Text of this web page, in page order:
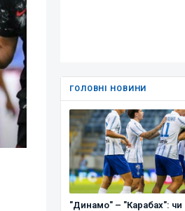
ГОЛОВНІ НОВИНИ
"Динамо" – "Карабах": чи